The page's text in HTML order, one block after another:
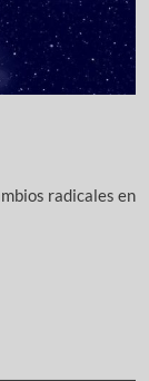
radicales en